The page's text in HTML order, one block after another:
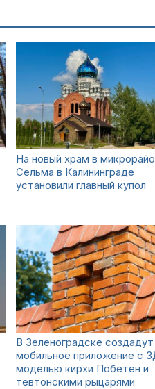
На новый храм в
Сельма в Калининграде
установили главный купол
В Зеленоградске создадут
мобильное приложение с
моделью кирхи Побетен и
тевтонскими рыцарями